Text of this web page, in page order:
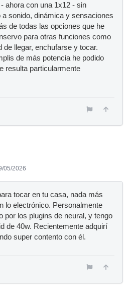
ahora con una 1x12 - sin
a sonido, dinámica y sensaciones
de todas las opciones que he
para otras funciones como
de llegar, enchufarse y tocar.
de más potencia he podido
resulta particularmente
05/2026
tocar en tu casa, nada más
lo electrónico. Personalmente
por los plugins de neural, y tengo
de 40w. Recientemente adquirí
super contento con él.